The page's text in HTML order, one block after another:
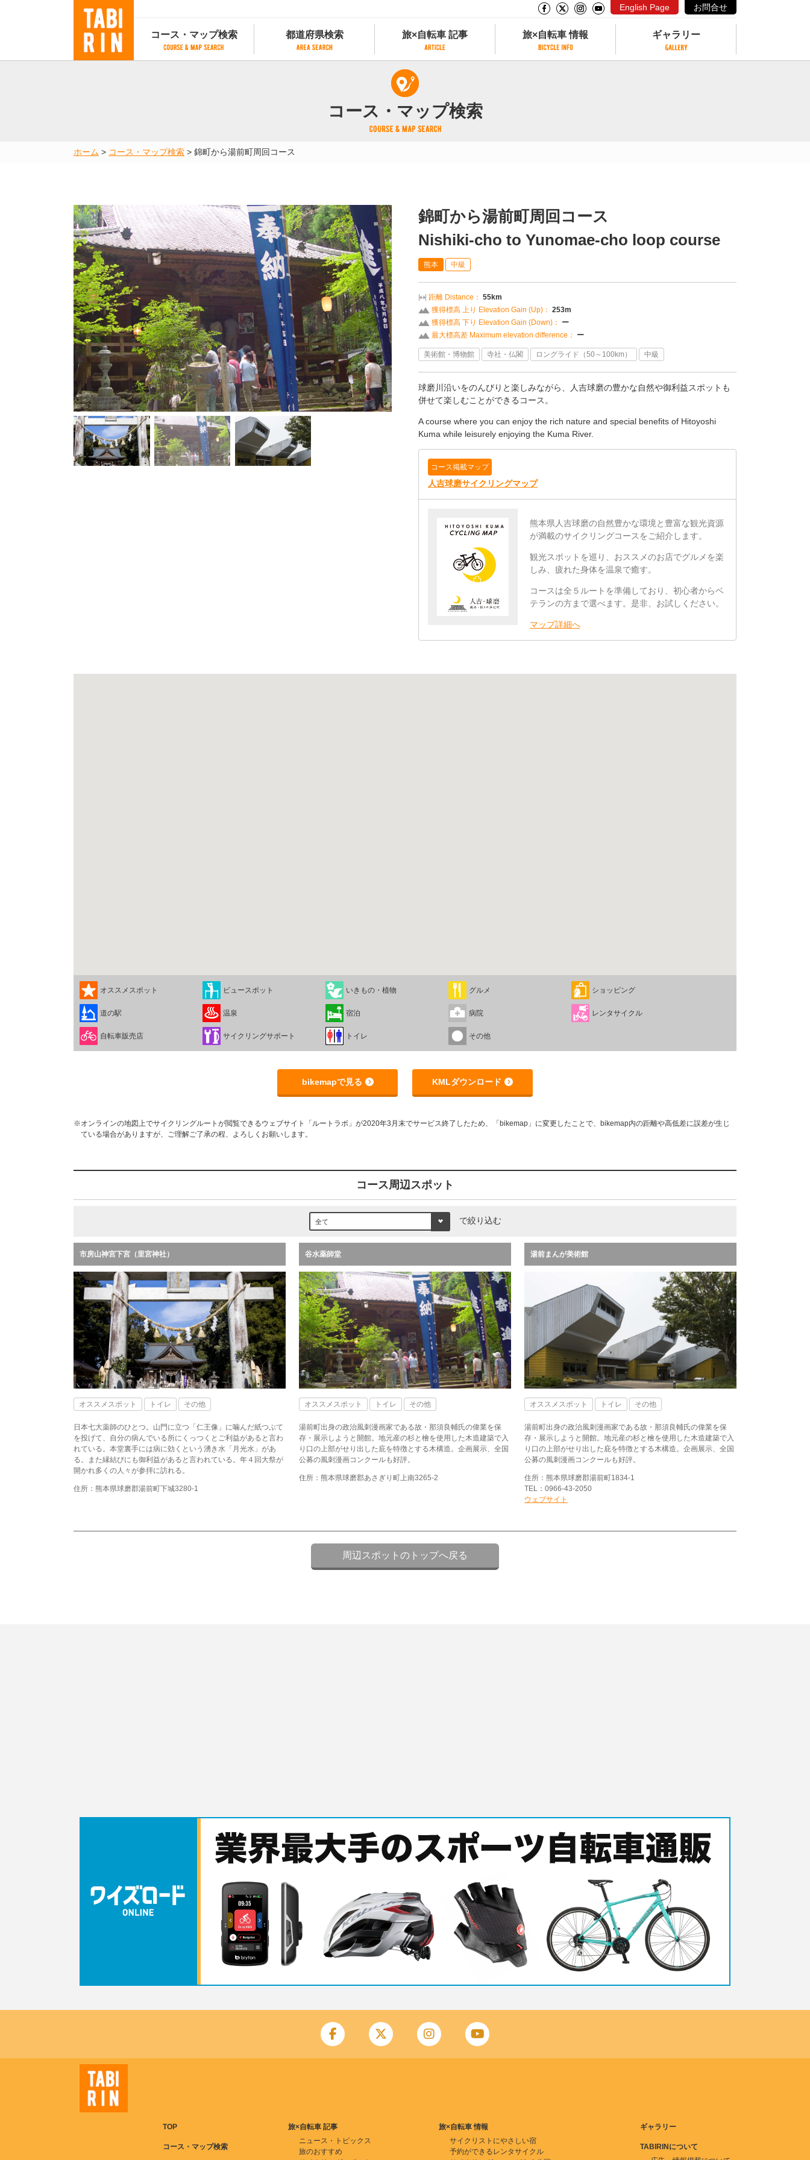
English Page お問合せ
コース・マップ検索
地図から検索
都道府県検索
都道府県別サイクリング情報
旅×自転車 記事
旅×自転車 記事
記事一覧
カテゴリから探す
旅×自転車 情報
サイクリストにやさしい宿
サイクルトレイン
子供用自転車があるレンタサイクル
タンデム自転車があるレンタサイクル
レンタサイクルがある道の駅
自転車店
ギャラリー
コース・マップ検索
ホーム > コース・マップ検索 > 錦町から湯前町周回コース
錦町から湯前町周回コース
Nishiki-cho to Yunomae-cho loop course
熊本 中級
距離 Distance： 55km
獲得標高 上り Elevation Gain (Up)： 253m
獲得標高 下り Elevation Gain (Down)：
ー
最大標高差 Maximum elevation difference：
ー
美術館・博物館 寺社・仏閣 ロングライド（50～100km） 中級
球磨川沿いをのんびりと楽しみながら、人吉球磨の豊かな自然や御利益スポットも
併せて楽しむことができるコース。
A course where you can enjoy the rich nature and special benefits of Hitoyoshi
Kuma while leisurely enjoying the Kuma River.
コース掲載マップ
人吉球磨サイクリングマップ
熊本県人吉球磨の自然豊かな環境と豊富な観光資源
が満載のサイクリングコースをご紹介します。
観光スポットを巡り、おススメのお店でグルメを楽
しみ、疲れた身体を温泉で癒す。
コースは全５ルートを準備しており、初心者からベ
テランの方まで選べます。是非、お試しください。
マップ詳細へ
オススメスポット ビュースポット いきもの・植物 グルメ ショッピング
道の駅 温泉 宿泊 病院 レンタサイクル
自転車販売店 サイクリングサポート トイレ その他
bikemapで見る KMLダウンロード
※オンラインの地図上でサイクリングルートが閲覧できるウェブサイト「ルートラボ」が2020年3月末でサービス終了したため、「bikemap」に変更したことで、bikemap内の距離や高低差に誤差が生じ
ている場合がありますが、ご理解ご了承の程、よろしくお願いします。
コース周辺スポット
で絞り込む
市房山神宮下宮（里宮神社）
オススメスポット トイレ その他
日本七大薬師のひとつ。山門に立つ「仁王像」に噛んだ紙つぶて
を投げて、自分の病んでいる所にくっつくとご利益があると言わ
れている。本堂裏手には病に効くという湧き水「月光水」があ
る。また縁結びにも御利益があると言われている。年４回大祭が
開かれ多くの人々が参拝に訪れる。
住所：熊本県球磨郡湯前町下城3280-1
谷水薬師堂
オススメスポット トイレ その他
湯前町出身の政治風刺漫画家である故・那須良輔氏の偉業を保
存・展示しようと開館。地元産の杉と檜を使用した木造建築で入
り口の上部がせり出した庇を特徴とする木構造。企画展示、全国
公募の風刺漫画コンクールも好評。
住所：熊本県球磨郡あさぎり町上南3265-2
湯前まんが美術館
オススメスポット トイレ その他
湯前町出身の政治風刺漫画家である故・那須良輔氏の偉業を保
存・展示しようと開館。地元産の杉と檜を使用した木造建築で入
り口の上部がせり出した庇を特徴とする木構造。企画展示、全国
公募の風刺漫画コンクールも好評。
住所：熊本県球磨郡湯前町1834-1
TEL：0966-43-2050
ウェブサイト
周辺スポットのトップへ戻る
TOP
コース・マップ検索
旅×自転車 記事
ニュース・トピックス
旅のおすすめ
旅×自転車 情報
サイクリストにやさしい宿
予約ができるレンタサイクル
ギャラリー
TABIRINについて